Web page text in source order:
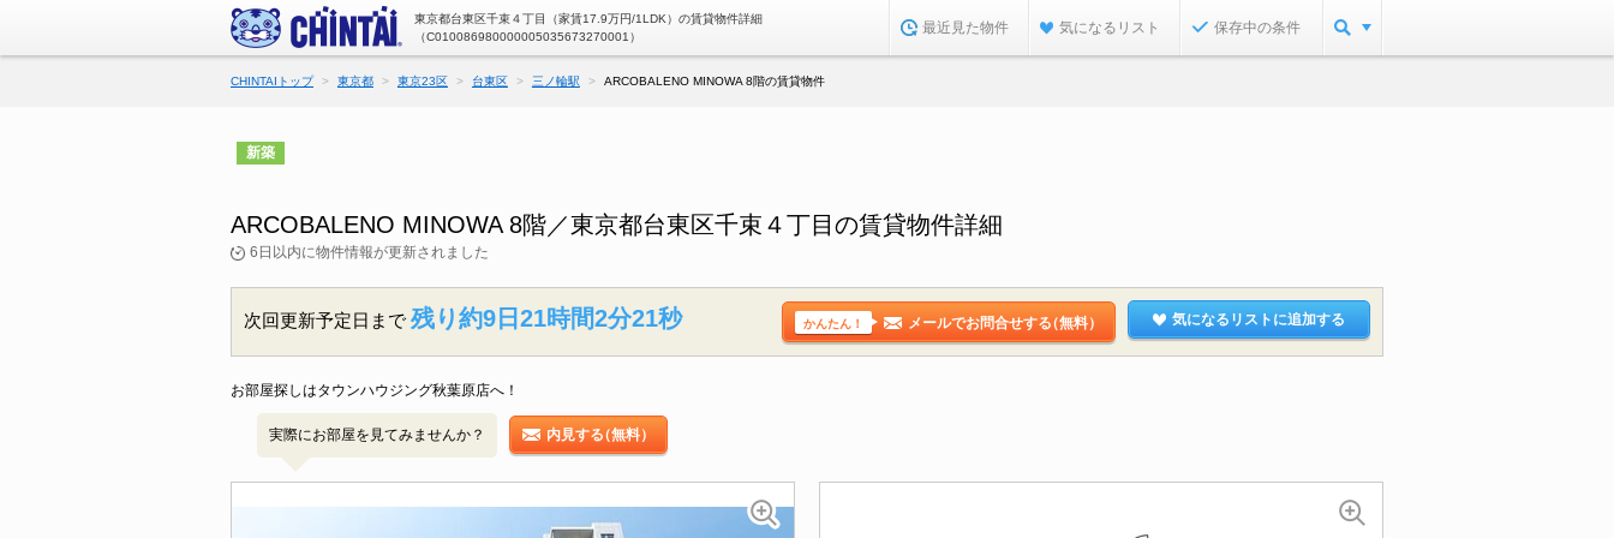
東京都台東区千束４丁目（家賃17.9万円/1LDK）の賃貸物件詳細
（C010086980000005035673270001）
最近見た物件 気になるリスト 保存中の条件
CHINTAIトップ 東京都 東京23区 台東区 三ノ輪駅 ARCOBALENO MINOWA 8階の賃貸物件
新築
ARCOBALENO MINOWA 8階／東京都台東区千束４丁目の賃貸物件詳細
6日以内に物件情報が更新されました
次回更新予定日まで 残り約9日21時間2分21秒 かんたん！ メールでお問合せする（無料） 気になるリストに追加する
お部屋探しはタウンハウジング秋葉原店へ！
実際にお部屋を見てみませんか？ 内見する（無料）